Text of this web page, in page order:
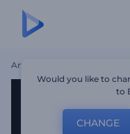
Ana Sayfa
Would you like to
to
CHANGE